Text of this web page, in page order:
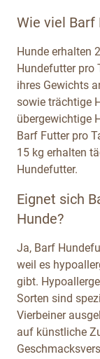
Wie viel
Hunde erhalten
Hundefutter pro
ihres Gewichts
sowie trächtige
übergewichtige
Barf Futter pro
15 kg erhalten
Hundefutter.
Eignet sich
Hunde?
Ja, Barf
weil es
gibt.
Sorten sind
Vierbeiner
auf künstliche